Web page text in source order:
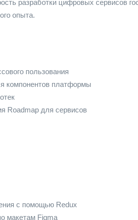
разработки цифровых сервисов
опыта.
пользования
компонентов платформы
Roadmap для сервисов
с помощью Redux
макетам Figma